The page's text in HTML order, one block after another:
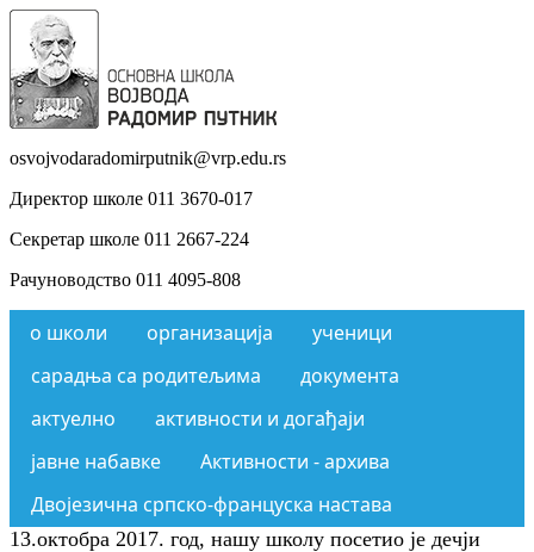
osvojvodaradomirputnik@vrp.edu.rs
Директор школе 011 3670-017
Секретар школе 011 2667-224
Рачуноводство 011 4095-808
о школи организација
ученици
сарадња са родитељима
документа
актуелно
активности и догађаји
јавне набавке
Активности - архива
Двојезична српско-француска настава
13.октобра 2017. год, нашу школу посетио је дечји